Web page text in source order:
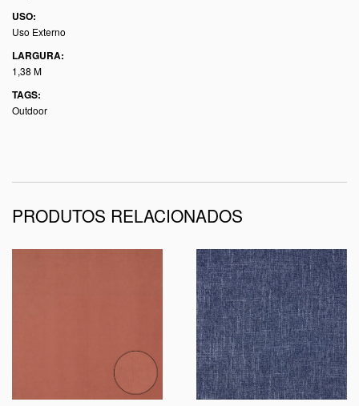
USO:
Uso Externo
LARGURA:
1,38 M
TAGS:
Outdoor
PRODUTOS RELACIONADOS